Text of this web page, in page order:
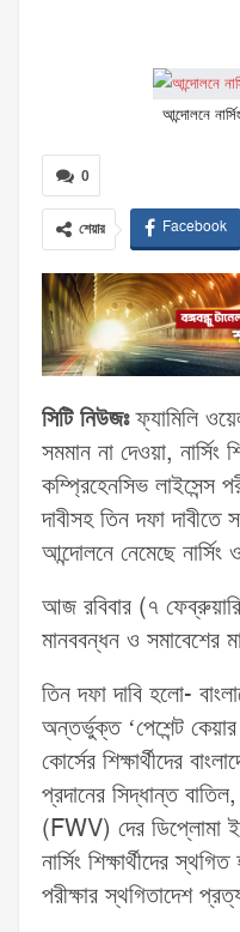
আন্দোলনে
0
শেয়ার Facebook
সিটি নিউজঃফ্যামিলি
সমমান না দেওয়া, নার্সিং
কম্প্রিহেনসিভ লাইসেন্স
দাবীসহ তিন দফা
আন্দোলনে নেমেছে নার্সিং
আজ রবিবার (৭
মানববন্ধন ও সমাবেশের
তিন দফা দাবি হলো-
অন্তর্ভুক্ত ‘পেশেন্ট
কোর্সের শিক্ষার্থীদের
প্রদানের সিদ্ধান্ত
(FWV) দের ডিপ্লোমা
নার্সিং শিক্ষার্থীদের
পরীক্ষার স্থগিতাদেশ